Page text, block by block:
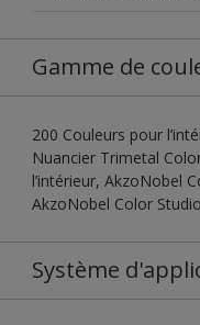
Gamme de
200 Couleurs pour
Nuancier Trimetal
l’intérieur, AkzoNobel
AkzoNobel Color
Système